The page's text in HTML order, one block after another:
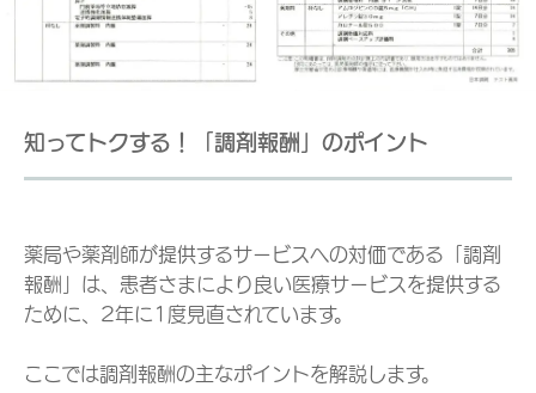
知ってトクする！「調剤報酬」のポイント
薬局や薬剤師が提供するサービスへの対価である「調剤
報酬」は、患者さまにより良い医療サービスを提供する
ために、2年に1度見直されています。
ここでは調剤報酬の主なポイントを解説します。